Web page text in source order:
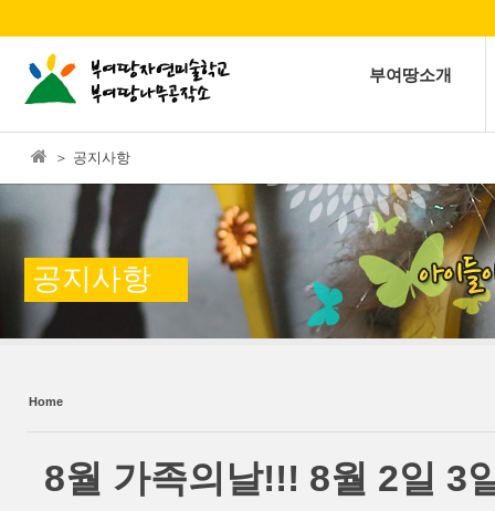
부여땅소개
＞ 공지사항
공지사항
Home
8월 가족의날!!! 8월 2일 3
Sketchbook5, 스케치북5
Sketchbook5, 스케치북5